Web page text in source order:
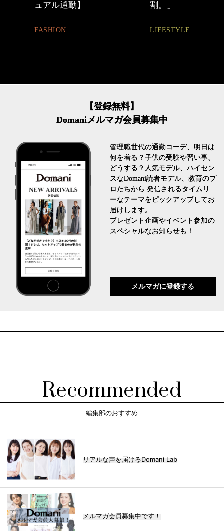
割。」
LIFESTYLE
【登録無料】
Domaniメルマガ会員募集中
管理職世代の通勤コーデ、明日は
何を着る？子供の受験や習い事、
どうする？人気モデル、ハイセン
スなDomani読者モデル、教育のプ
ロたちから 発信されるタイムリ
ーなテーマをピックアップしてお
届けします。
プレゼント企画やイベント参加の
スペシャルなお知らせも！
メルマガに登録する
Recommended
編集部のおすすめ
リアルな声を届けるDomani Lab
メルマガ会員募集中です！